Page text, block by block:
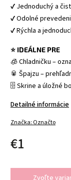
✔ Jednoduchý a
✔ Odolné
✔ Rýchla a
⭐ IDEÁLNE PRE
🧊 Chladničku –
🥫 Špajzu –
🗄 Skrine a úložné
Detailné informácie
Značka: Označto
€1
Zvoľte